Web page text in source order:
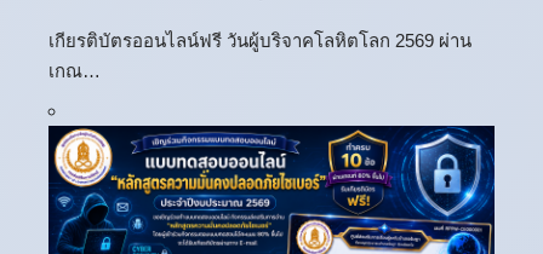
เกียรติบัตรออนไลน์ฟรี วันผู้บริจาคโลหิตโลก 2569 ผ่าน
เกณ…